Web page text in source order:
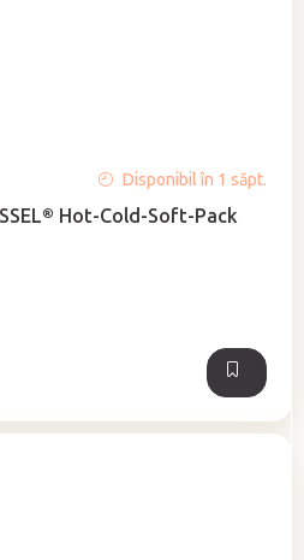
Hot-Cold-Soft-Pack
Disponibil în 1 săpt.